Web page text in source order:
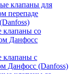
клапаны для
перепаде
клапаны со
Данфосс
клапаны с
Данфосс (Danfoss)